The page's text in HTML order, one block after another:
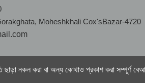
Moheshkhali Cox'sBazar-4720
ছাড়া নকল করা বা অন্য কোথাও প্রকাশ করা সম্পূর্ণ